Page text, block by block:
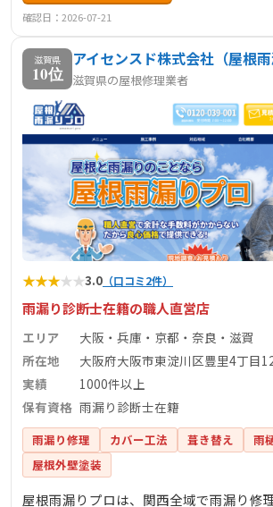
漆喰の剥がれなど、どんな小さな不安で
ください。火災保険を活用した修繕も可
確認日：2026-07-21
滋賀県
10位
アイセンスド株式会社（屋根雨
滋賀県の屋根修理業者
★★★★★3.0 （口コミ2件）
雨漏り診断士在籍の職人直営店
エリア
大阪・兵庫・京都・奈良・滋賀
所在地
大阪府大阪市東淀川区豊里4丁目
実績
1000件以上
保有資格 雨漏り診断士在籍
雨漏り修理 カバー工法 葺き替え
雨
屋根外壁塗装
屋根雨漏りプロは、関西全域で雨漏り修